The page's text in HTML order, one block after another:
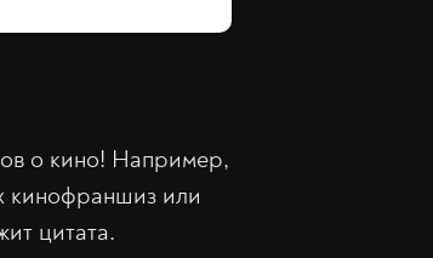
о кино! Например,
кинофраншиз или
цитата.